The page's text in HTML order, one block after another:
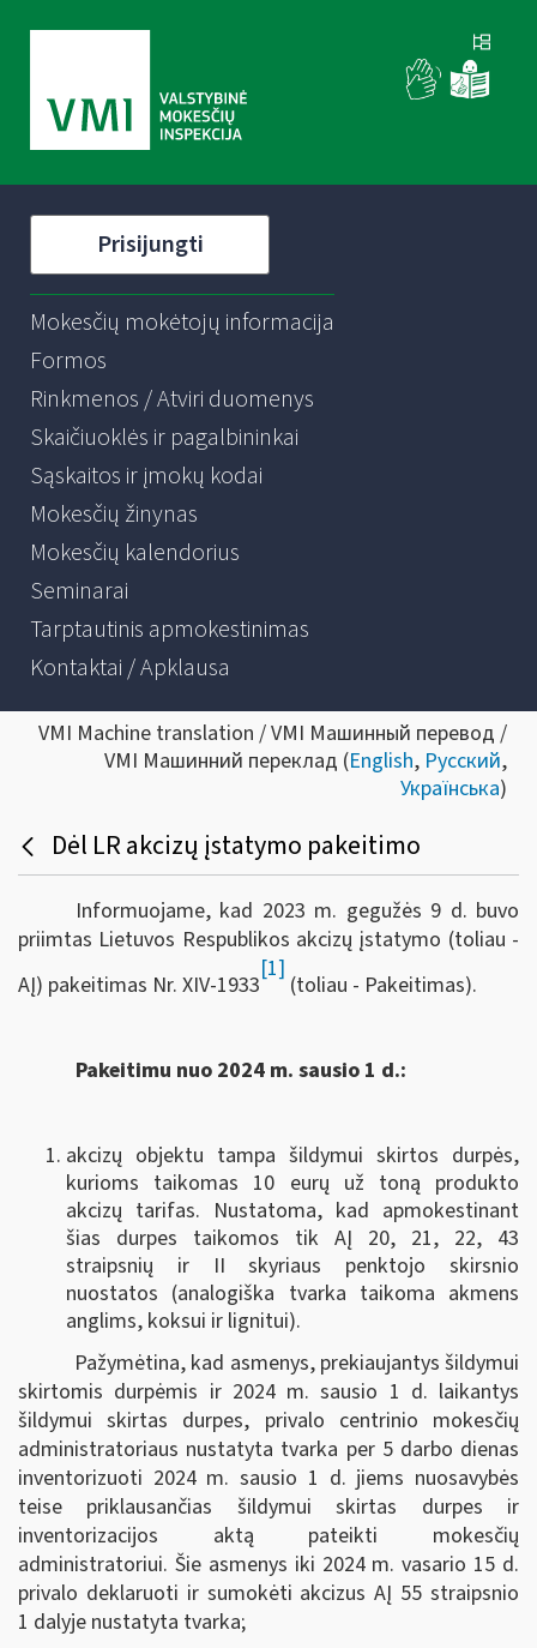
Prisijungti
Mokesčių mokėtojų informacija
Formos
Rinkmenos / Atviri duomenys
Skaičiuoklės ir pagalbininkai
Sąskaitos ir įmokų kodai
Mokesčių žinynas
Mokesčių kalendorius
Seminarai
Tarptautinis apmokestinimas
Kontaktai / Apklausa
VMI Machine translation / VMI Машинный перевод /
VMI Машинний переклад (English, Русский,
Українська)
Dėl LR akcizų įstatymo pakeitimo
Informuojame, kad 2023 m. gegužės 9 d. buvo
priimtas Lietuvos Respublikos akcizų įstatymo (toliau -
AĮ) pakeitimas Nr. XIV-1933
[1]
(toliau - Pakeitimas).
Pakeitimu nuo 2024 m. sausio 1 d.:
akcizų objektu tampa šildymui skirtos durpės,
kurioms taikomas 10 eurų už toną produkto
akcizų tarifas. Nustatoma, kad apmokestinant
šias durpes taikomos tik AĮ 20, 21, 22, 43
straipsnių ir II skyriaus penktojo skirsnio
nuostatos (analogiška tvarka taikoma akmens
anglims, koksui ir lignitui).
Pažymėtina, kad asmenys, prekiaujantys šildymui
skirtomis durpėmis ir 2024 m. sausio 1 d. laikantys
šildymui skirtas durpes, privalo centrinio mokesčių
administratoriaus nustatyta tvarka per 5 darbo dienas
inventorizuoti 2024 m. sausio 1 d. jiems nuosavybės
teise priklausančias šildymui skirtas durpes ir
inventorizacijos aktą pateikti mokesčių
administratoriui. Šie asmenys iki 2024 m. vasario 15 d.
privalo deklaruoti ir sumokėti akcizus AĮ 55 straipsnio
1 dalyje nustatyta tvarka;